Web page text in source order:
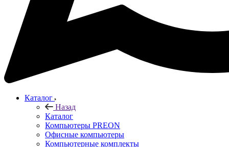
Каталог
Назад
Каталог
Компьютеры PREON
Офисные компьютеры
Компьютерные комплекты